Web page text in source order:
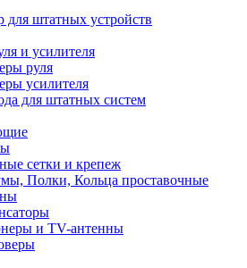
для штатных устройств
и усилителя
руля
усилителя
для штатных систем
сетки и крепеж
Полки, Кольца проставочные
и TV-антенны